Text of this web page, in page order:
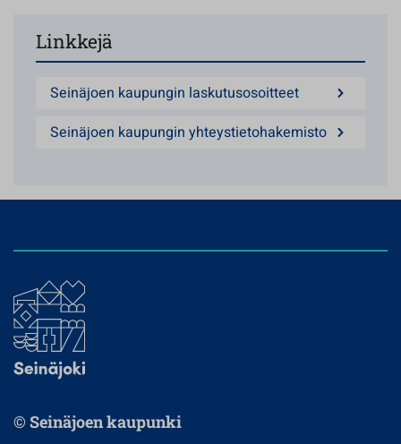
Linkkejä
Seinäjoen kaupungin laskutusosoitteet
Seinäjoen kaupungin yhteystietohakemisto
© Seinäjoen kaupunki